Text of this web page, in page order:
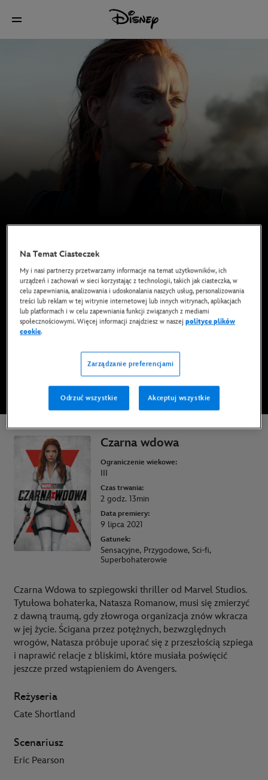
Film już dostępny na Disney+*, DVD, Blu-Ray albo
w formie cyfrowej
KUP FILM
* Obowiązują Warunki użytkowania
Czarna wdowa
Ograniczenie wiekowe:
III
Czas trwania:
2 godz. 13min
Data premiery:
9 lipca 2021
Gatunek:
Sensacyjne, Przygodowe, Sci-fi,
Superbohaterowie
Czarna Wdowa to szpiegowski thriller od Marvel Studios.
Tytułowa bohaterka, Natasza Romanow, musi się zmierzyć
z dawną traumą, gdy złowroga organizacja znów wkracza
w jej życie. Ścigana przez potężnych, bezwzględnych
wrogów, Natasza próbuje uporać się z przeszłością szpiega
i naprawić relacje z bliskimi, które musiała poświęcić
jeszcze przed wstąpieniem do Avengers.
Reżyseria
Cate Shortland
Scenariusz
Eric Pearson
Na Temat Ciasteczek
My i nasi partnerzy przetwarzamy informacje na temat użytkowników, ich
urządzeń i zachowań w sieci korzystając z technologii, takich jak ciasteczka, w
celu zapewniania, analizowania i udoskonalania naszych usług, personalizowania
treści lub reklam w tej witrynie internetowej lub innych witrynach, aplikacjach
lub platformach i w celu zapewniania funkcji związanych z mediami
społecznościowymi. Więcej informacji znajdziesz w naszejpolityce plików
cookie.
Zarządzanie preferencjami
Odrzuć wszystkie Akceptuj wszystkie